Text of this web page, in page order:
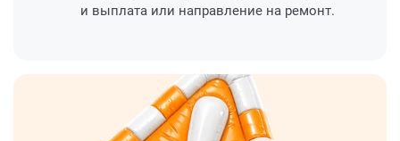
и выплата или направление на ремонт.